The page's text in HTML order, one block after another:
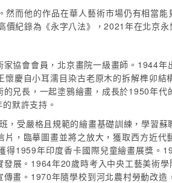
而他的作品在華人藝術市場仍有相當
紀錄為《永字八法》，2021年在北京
協會會員，北京畫院一級畫師。1944年
慶自小耳濡目染古老原木的拆解榫卯結
兄長，一起塗鴉繪畫，成長於1950年代
默許支持。
，受嚴格且規範的繪畫基礎訓練，學習
，臨摹圖畫並將之放大，獲取西方近代
得1959年印度香卡國際兒童繪畫展獎。
展。1964年20歲時考入中央工藝美術
畫。1970年隨學校到河北農村勞動改造